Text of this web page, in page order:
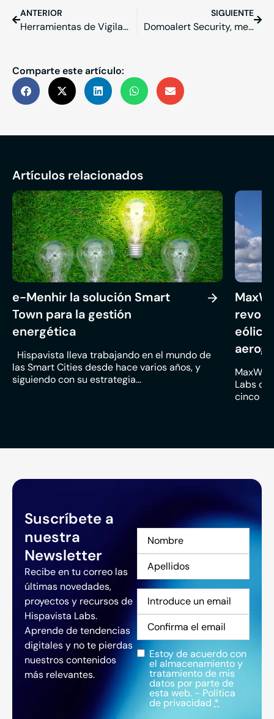
ANTERIOR
Herramientas de Vigilancia Tecnológica
SIGUIENTE
Domoalert Security, mejor aplicación del año en los premios GipuzkoaAPPs
Comparte este artículo:
Artículos relacionados
e-Menhir la solución Smart
Town para la gestión
energética
Hispavista lleva trabajando en el mundo de
las Smart Cities desde hace varios años, y
siguiendo con su estrategia...
Labs
cinco
Suscríbete a
nuestra
Newsletter
Recibe en tu correo las
últimas novedades,
proyectos y recursos de
Hispavista Labs.
Aprende de tendencias
digitales y no te pierdas
nuestros contenidos
más relevantes.
Nombre
Correo
Privacidad*
Estoy de acuerdo con
el almacenamiento y
tratamiento de mis
datos por parte de
esta web. - Política
de privacidad *